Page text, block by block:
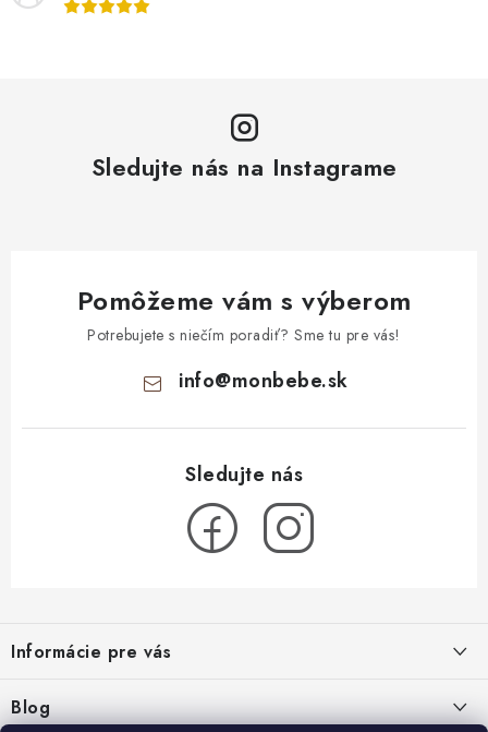
Sledujte nás na Instagrame
Pomôžeme vám s výberom
Potrebujete s niečím poradiť? Sme tu pre vás!
info@monbebe.sk
p
ä
t
Informácie pre vás
Blog